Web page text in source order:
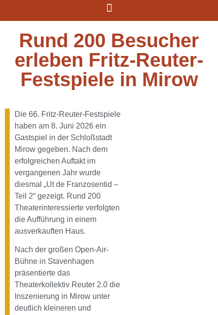
Rund 200 Besucher
erleben Fritz-Reuter-
Festspiele in Mirow
Die 66. Fritz-Reuter-Festspiele
haben am 8. Juni 2026 ein
Gastspiel in der Schloßstadt
Mirow gegeben. Nach dem
erfolgreichen Auftakt im
vergangenen Jahr wurde
diesmal „Ut de Franzosentid –
Teil 2“ gezeigt. Rund 200
Theaterinteressierte verfolgten
die Aufführung in einem
ausverkauften Haus.
Nach der großen Open-Air-
Bühne in Stavenhagen
präsentierte das
Theaterkollektiv Reuter 2.0 die
Inszenierung in Mirow unter
deutlich kleineren und